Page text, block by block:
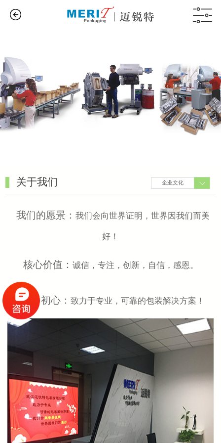
企业文化
关于我们
我们的愿景： 我们会向世界证明，世界因我们而美
好！
核心价值： 诚信，专注，创新，自信，感恩。
公司初心： 致力于专业，可靠的包装解决方案！